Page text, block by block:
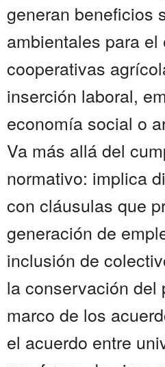
generan beneficios
ambientales para el
cooperativas
inserción laboral,
economía social o
Va más allá del
normativo: implica
con cláusulas que
generación de
inclusión de
la conservación del
marco de los
el acuerdo entre